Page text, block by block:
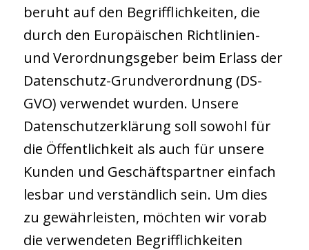
beruht auf den Begrifflichkeiten, die
durch den Europäischen Richtlinien-
und Verordnungsgeber beim Erlass der
Datenschutz-Grundverordnung (DS-
GVO) verwendet wurden. Unsere
Datenschutzerklärung soll sowohl für
die Öffentlichkeit als auch für unsere
Kunden und Geschäftspartner einfach
lesbar und verständlich sein. Um dies
zu gewährleisten, möchten wir vorab
die verwendeten Begrifflichkeiten